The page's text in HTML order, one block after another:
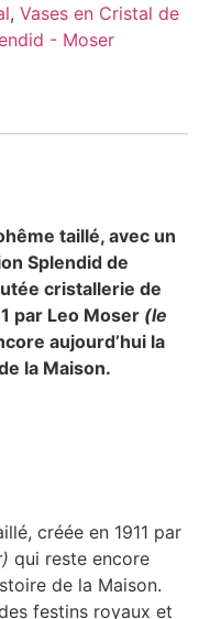
, Vases en Cristal de
- Moser
taillé, avec un
Splendid de
cristallerie de
par Leo Moser (le
aujourd’hui la
la Maison.
créée en 1911 par
qui reste encore
de la Maison.
festins royaux et